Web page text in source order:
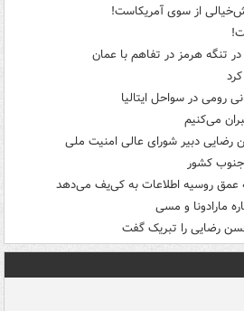
از سوی آمریکاست!
تنگه هرمز در تفاهم با عمان
رومی در سواحل ایتالیا
می‌کنیم
رضایی دبیر شورای عالی امنیت‌ ملی
جنوب کشور
عمق روسیه اطلاعات به کی‌یف می‌دهد
مارادونا و مسی
رضایی را تبریک گفت